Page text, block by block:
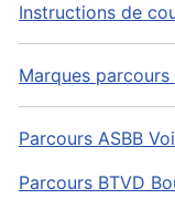
Instructions de
Marques
Parcours ASBB
Parcours BTVD